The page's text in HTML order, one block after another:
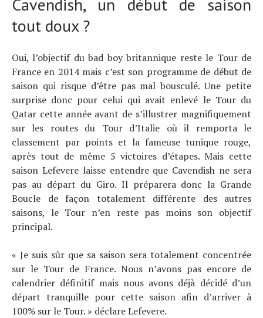
tout doux ?
Oui, l’objectif du bad boy britannique reste le Tour de
France en 2014 mais c’est son programme de début de
saison qui risque d’être pas mal bousculé. Une petite
surprise donc pour celui qui avait enlevé le Tour du
Qatar cette année avant de s’illustrer magnifiquement
sur les routes du Tour d’Italie où il remporta le
classement par points et la fameuse tunique rouge,
après tout de même 5 victoires d’étapes. Mais cette
saison Lefevere laisse entendre que Cavendish ne sera
pas au départ du Giro. Il préparera donc la Grande
Boucle de façon totalement différente des autres
saisons, le Tour n’en reste pas moins son objectif
principal.
« Je suis sûr que sa saison sera totalement concentrée
sur le Tour de France. Nous n’avons pas encore de
calendrier définitif mais nous avons déjà décidé d’un
départ tranquille pour cette saison afin d’arriver à
100% sur le Tour. » déclare Lefevere.
Actualités
Technologies
Tests de produits
Conseils
Tendances
Tous nos articles
À propos